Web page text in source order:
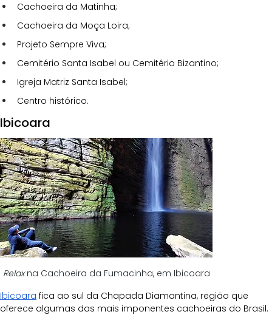
Cachoeira da Matinha;
Cachoeira da Moça Loira;
Projeto Sempre Viva;
Cemitério Santa Isabel ou Cemitério Bizantino;
Igreja Matriz Santa Isabel;
Centro histórico.
Ibicoara
Relax na Cachoeira da Fumacinha, em Ibicoara
Ibicoara fica ao sul da Chapada Diamantina, região que
oferece algumas das mais imponentes cachoeiras do Brasil.